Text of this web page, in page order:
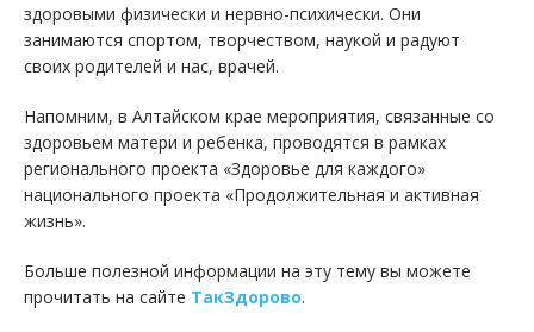
здоровыми физически и нервно-психически. Они
занимаются спортом, творчеством, наукой и радуют
своих родителей и нас, врачей.
Напомним, в Алтайском крае мероприятия, связанные со
здоровьем матери и ребенка, проводятся в рамках
регионального проекта «Здоровье для каждого»
национального проекта «Продолжительная и активная
жизнь».
Больше полезной информации на эту тему вы можете
прочитать на сайте ТакЗдорово.